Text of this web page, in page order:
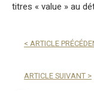
titres « value » au
< ARTICLE
ARTICLE SUIVANT >